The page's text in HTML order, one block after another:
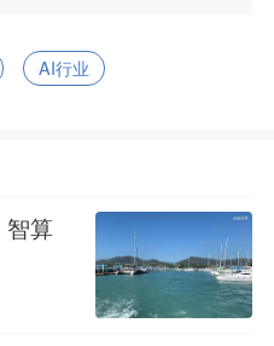
AI行业
智算